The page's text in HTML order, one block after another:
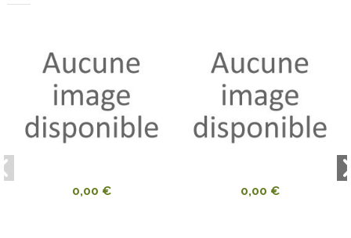
0,00 € 0,00 €